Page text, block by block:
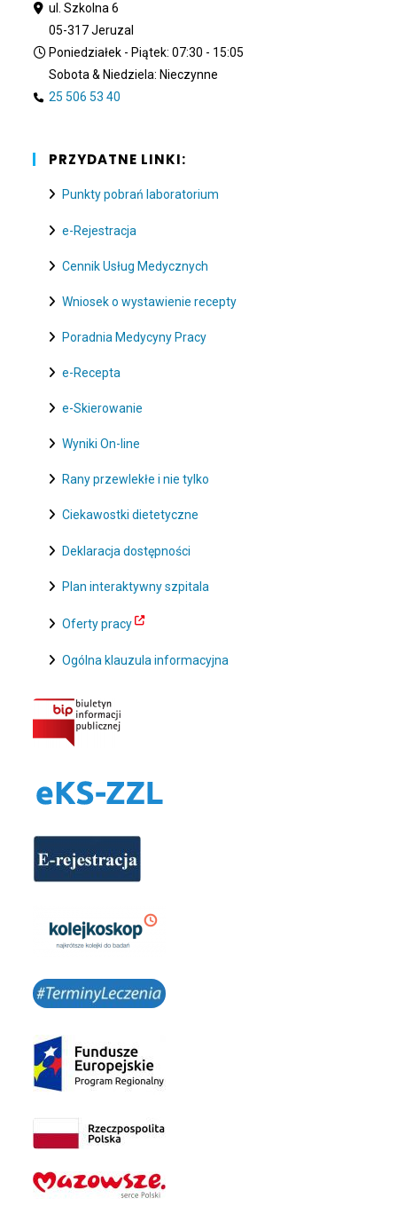
ul. Szkolna 6
05-317 Jeruzal
Poniedziałek - Piątek: 07:30 - 15:05
Sobota & Niedziela: Nieczynne
25 506 53 40
PRZYDATNE LINKI:
Punkty pobrań laboratorium
e-Rejestracja
Cennik Usług Medycznych
Wniosek o wystawienie recepty
Poradnia Medycyny Pracy
e-Recepta
e-Skierowanie
Wyniki On-line
Rany przewlekłe i nie tylko
Ciekawostki dietetyczne
Deklaracja dostępności
Plan interaktywny szpitala
Oferty pracy
Ogólna klauzula informacyjna